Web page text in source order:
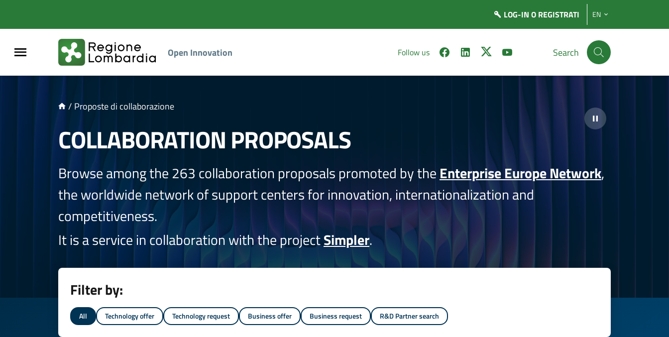
LOG-IN O REGISTRATI EN
Open Innovation Follow us Search
/ Proposte di collaborazione
COLLABORATION PROPOSALS
Browse among the 263 collaboration proposals promoted by the Enterprise Europe Network,
the worldwide network of support centers for innovation, internationalization and
competitiveness.
It is a service in collaboration with the projectSimpler.
Filter by:
All Technology offer Technology request Business offer Business request R&D Partner search